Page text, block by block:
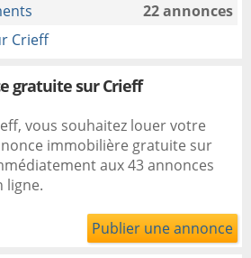
22 annonces
Crieff
gratuite sur Crieff
vous souhaitez louer votre
immobilière gratuite sur
aux 43 annonces
ligne.
Publier une annonce